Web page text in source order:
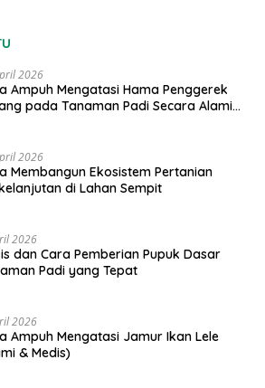
2026
Ampuh Mengatasi Hama Penggerek
pada Tanaman Padi Secara Alami
2026
Membangun Ekosistem Pertanian
di Lahan Sempit
2026
dan Cara Pemberian Pupuk Dasar
Padi yang Tepat
2026
Ampuh Mengatasi Jamur Ikan Lele
& Medis)